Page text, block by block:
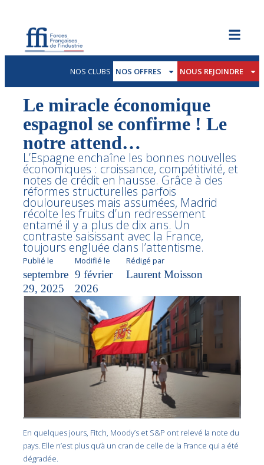
NOS CLUBS NOS OFFRES NOUS REJOINDRE
Le miracle économique
espagnol se confirme ! Le
notre attend…
L’Espagne enchaîne les bonnes nouvelles
économiques : croissance, compétitivité, et
notes de crédit en hausse. Grâce à des
réformes structurelles parfois
douloureuses mais assumées, Madrid
récolte les fruits d’un redressement
entamé il y a plus de dix ans. Un
contraste saisissant avec la France,
toujours engluée dans l’attentisme.
Publié le
septembre
29, 2025
Modifié le
9 février
2026
Rédigé par
Laurent Moisson
En quelques jours, Fitch, Moody’s et S&P ont relevé la note du
pays. Elle n’est plus qu’à un cran de celle de la France qui a été
dégradée.